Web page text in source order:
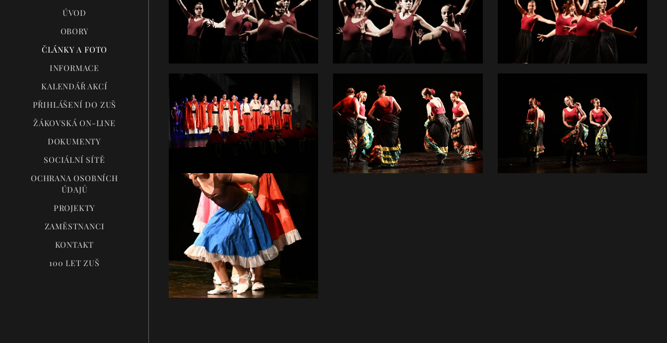
ÚVOD
OBORY
ČLÁNKY A FOTO
INFORMACE
KALENDÁŘ AKCÍ
PŘIHLÁŠENÍ DO ZUŠ
ŽÁKOVSKÁ ON-LINE
DOKUMENTY
SOCIÁLNÍ SÍTĚ
OCHRANA OSOBNÍCH
ÚDAJŮ
PROJEKTY
ZAMĚSTNANCI
KONTAKT
100 LET ZUŠ